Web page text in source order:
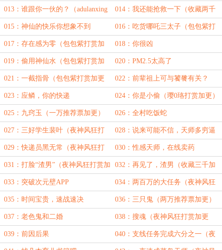
打赏加更）
013：谁跟你一伙的？（adulanxing
打赏加更）
014：我还能抢救一下（收藏两千
加更）
015：神仙的快乐你想象不到 016：吃货哪吒三太子（包包紫打
赏加更①）
017：存在感为零（包包紫打赏加
更②）
018：你很凶
019：偷用神仙水（包包紫打赏加
更③）
020：PM2.5太高了
021：一截指骨（包包紫打赏加更
④）
022：前辈祖上可与饕餮有关？
（包包紫打赏加更⑤）
023：应鳞，你的快递 024：你是小偷（璎0珞打赏加更）
025：九窍玉（一万推荐票加更） 026：全村吃饭蛇
027：三好学生裴叶（夜神风狂打
赏加更①）
028：说来可能不信，天师多穷逼
029：快递员黑无常（夜神风狂打
赏加更②）
030：性感天师，在线卖药
031：打脸“渣男”（夜神风狂打赏加
更③）
032：再见了，渣男（收藏三千加
更）
033：突破次元壁APP 034：两百万的大任务（夜神风狂
打赏加更④）
035：时间宝贵，速战速决 036：三只鬼（两万推荐票加更）
037：老色鬼和二婚 038：搜魂（夜神风狂打赏加更
⑤）
039：前因后果 040：支线任务完成六分之一（夜